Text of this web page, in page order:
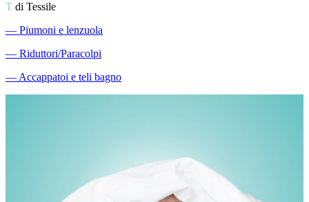
T di Tessile
― Piumoni e lenzuola
― Riduttori/Paracolpi
―Accappatoi e teli bagno